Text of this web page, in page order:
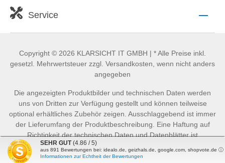
Service
Copyright © 2026 KLARSICHT IT GMBH | * Alle Preise inkl.
gesetzl. Mehrwertsteuer zzgl. Versandkosten, wenn nicht anders
angegeben
Die angezeigten Produktbilder und technischen Daten werden
uns von Dritten zur Verfügung gestellt und können teilweise
optional erhältliches Zubehör zeigen. Ausschlaggebend ist immer
der Lieferumfang der Produktbeschreibung. Eine Haftung auf
Richtigkeit der technischen Daten und Datenblätter ist
ausgeschlossen.
SEHR GUT (4.86 / 5)
aus 891 Bewertungen bei: idealo.de, geizhals.de, google.com, shopvote.de ⓘ
Informationen zur Echtheit der Bewertungen